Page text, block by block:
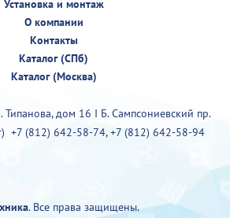
Установка и монтаж
О компании
Контакты
Каталог (СПб)
Каталог (Москва)
Типанова, дом 16 I Б. Сампсониевский пр.
+7 (812) 642-58-74,+7 (812) 642-58-94
. Все права защищены.